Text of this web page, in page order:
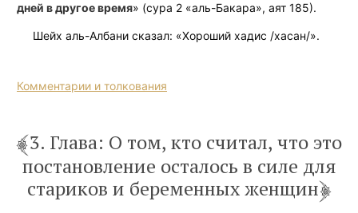
дней в другое время» (сура 2 «аль-Бакара», аят 185).
Шейх аль-Албани сказал: «Хороший хадис /хасан/».
Комментарии и толкования
3. Глава: О том, кто считал, что это
постановление осталось в силе для
стариков и беременных женщин